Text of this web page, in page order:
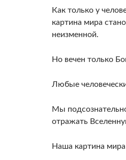
Как только у
картина мира
неизменной.
Но вечен только
Любые
Мы
отражать
Наша картина